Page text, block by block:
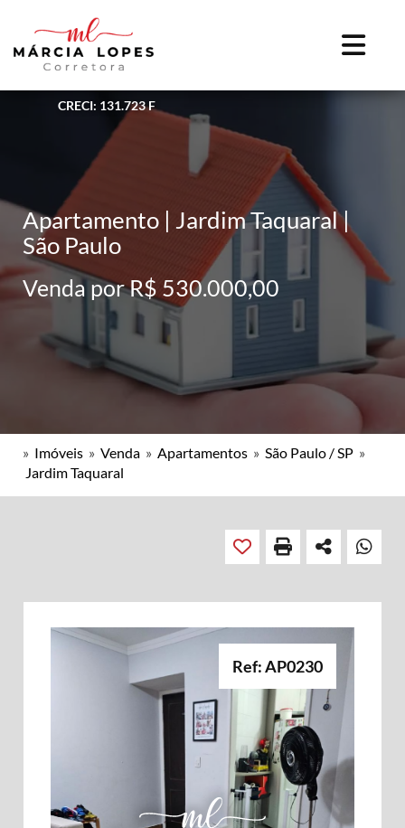
CRECI: 131.723 F
Apartamento | Jardim Taquaral |
São Paulo
Venda por R$ 530.000,00
» Imóveis » Venda » Apartamentos » São Paulo / SP »
Jardim Taquaral
Ref: AP0230